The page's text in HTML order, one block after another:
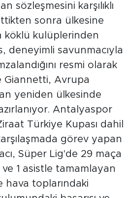
sözleşmesini karşılıklı
sonra ülkesine
köklü kulüplerinden
deneyimli savunmacıyla
resmi olarak
Giannetti, Avrupa
yeniden ülkesinde
Antalyaspor
Türkiye Kupası dahil
görev yapan
Süper Lig'de 29 maça
ve 1 asistle tamamlayan
hava toplarındaki